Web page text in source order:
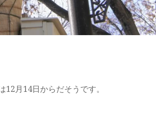
月14日からだそうです。